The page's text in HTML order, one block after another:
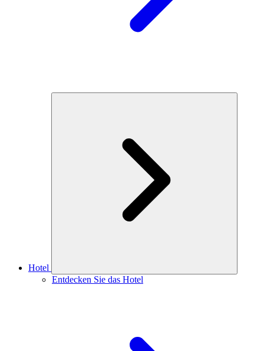
Hotel
Entdecken Sie das Hotel